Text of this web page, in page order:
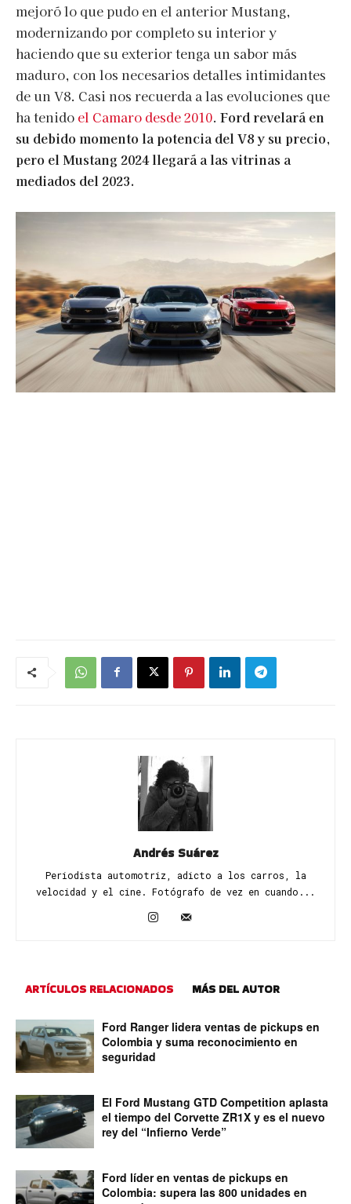
mejoró lo que pudo en el anterior Mustang,
modernizando por completo su interior y
haciendo que su exterior tenga un sabor más
maduro, con los necesarios detalles intimidantes
de un V8. Casi nos recuerda a las evoluciones que
ha tenido el Camaro desde 2010. Ford revelará en
su debido momento la potencia del V8 y su precio,
pero el Mustang 2024 llegará a las vitrinas a
mediados del 2023.
Andrés Suárez
Periodista automotriz, adicto a los carros, la
velocidad y el cine. Fotógrafo de vez en cuando...
ARTÍCULOS RELACIONADOS MÁS DEL AUTOR
Ford Ranger lidera ventas de pickups en
Colombia y suma reconocimiento en
seguridad
El Ford Mustang GTD Competition aplasta
el tiempo del Corvette ZR1X y es el nuevo
rey del “Infierno Verde”
Ford líder en ventas de pickups en
Colombia: supera las 800 unidades en